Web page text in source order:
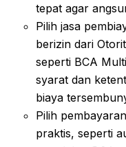
tepat agar
Pilih jasa
berizin dari
seperti BCA
syarat dan
biaya
Pilih
praktis, seperti